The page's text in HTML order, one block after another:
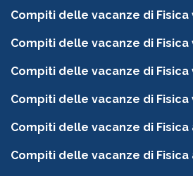
Compiti delle vacanze di Fisica
Compiti delle vacanze di Fisica
Compiti delle vacanze di Fisica
Compiti delle vacanze di
Compiti delle vacanze di Fisica
Compiti delle vacanze di Fisica